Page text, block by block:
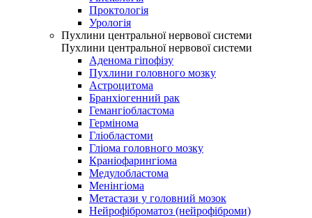
Проктологія
Урологія
Пухлини центральної нервової системи
Пухлини центральної нервової системи
Аденома гіпофізу
Пухлини головного мозку
Астроцитома
Бранхіогенний рак
Гемангіобластома
Гермінома
Гліобластоми
Гліома головного мозку
Краніофарингіома
Медулобластома
Менінгіома
Метастази у головний мозок
Нейрофіброматоз (нейрофіброми)